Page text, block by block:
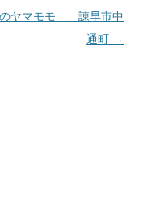
のヤマモモ 諌早市中
通町 →